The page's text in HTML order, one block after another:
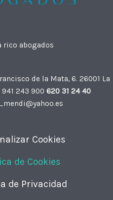
rico abogados
de la Mata, 6. 26001 La
941 243 900 620 31 24 40
Cookies
de Cookies
de Privacidad